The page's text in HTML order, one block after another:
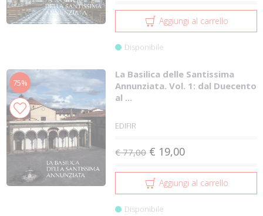
Aggiungi al carrello
Disponibile
75%
La Basilica delle Santissima
Annunziata. Vol. 1: dal Duecento
al ...
EDIFIR
€ 77,00 € 19,00
Aggiungi al carrello
Disponibile